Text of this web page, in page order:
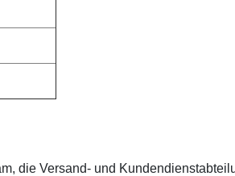
die Versand- und